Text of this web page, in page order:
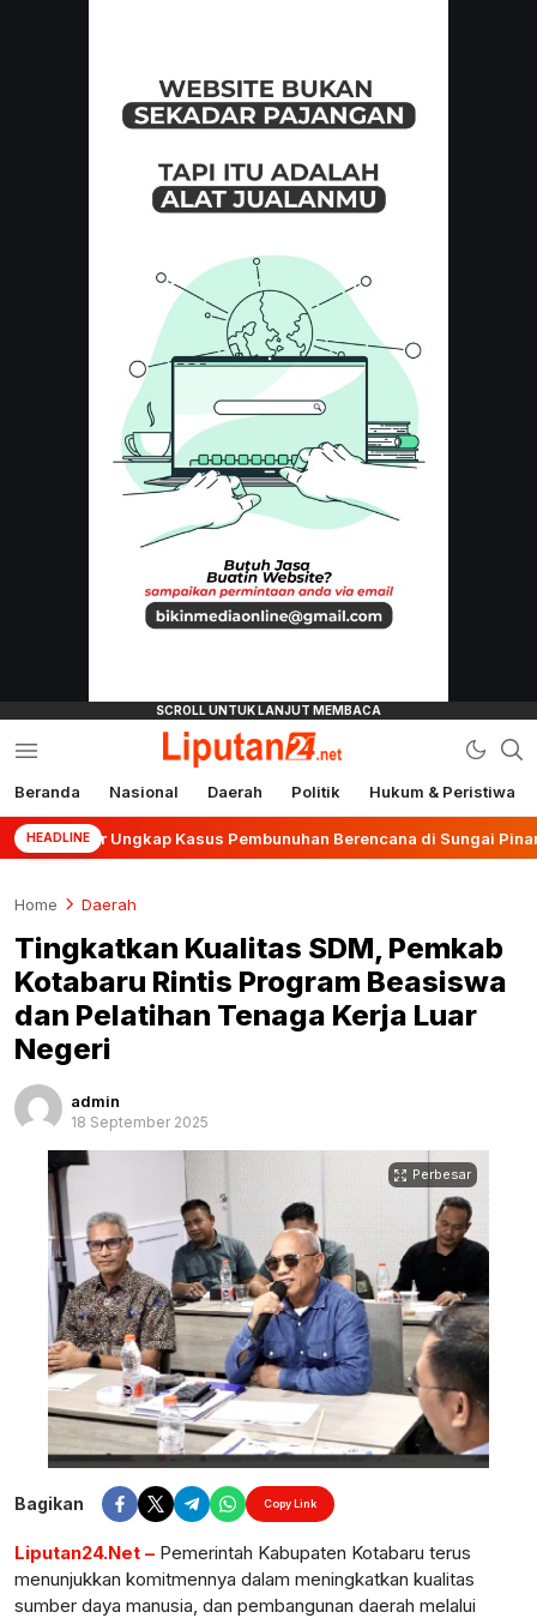
liputan24.net
Beranda Nasional Daerah Politik Hukum & Peristiwa
HEADLINE
Ungkap Kasus Pembunuhan Berencana di Sungai Pinang
Home Daerah
Tingkatkan Kualitas SDM, Pemkab
Kotabaru Rintis Program Beasiswa
dan Pelatihan Tenaga Kerja Luar
Negeri
admin
18 September 2025
Perbesar
Bagikan Copy Link
Liputan24.Net – Pemerintah Kabupaten Kotabaru terus
menunjukkan komitmennya dalam meningkatkan kualitas
sumber daya manusia, dan pembangunan daerah melalui